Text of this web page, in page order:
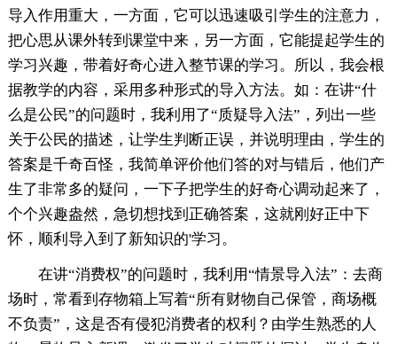
导入作用重大，一方面，它可以迅速吸引学生的注意力，
把心思从课外转到课堂中来，另一方面，它能提起学生的
学习兴趣，带着好奇心进入整节课的学习。所以，我会根
据教学的内容，采用多种形式的导入方法。如：在讲“什
么是公民”的问题时，我利用了“质疑导入法”，列出一些
关于公民的描述，让学生判断正误，并说明理由，学生的
答案是千奇百怪，我简单评价他们答的对与错后，他们产
生了非常多的疑问，一下子把学生的好奇心调动起来了，
个个兴趣盎然，急切想找到正确答案，这就刚好正中下
怀，顺利导入到了新知识的'学习。
在讲“消费权”的问题时，我利用“情景导入法”：去商
场时，常看到存物箱上写着“所有财物自己保管，商场概
不负责”，这是否有侵犯消费者的权利？由学生熟悉的人